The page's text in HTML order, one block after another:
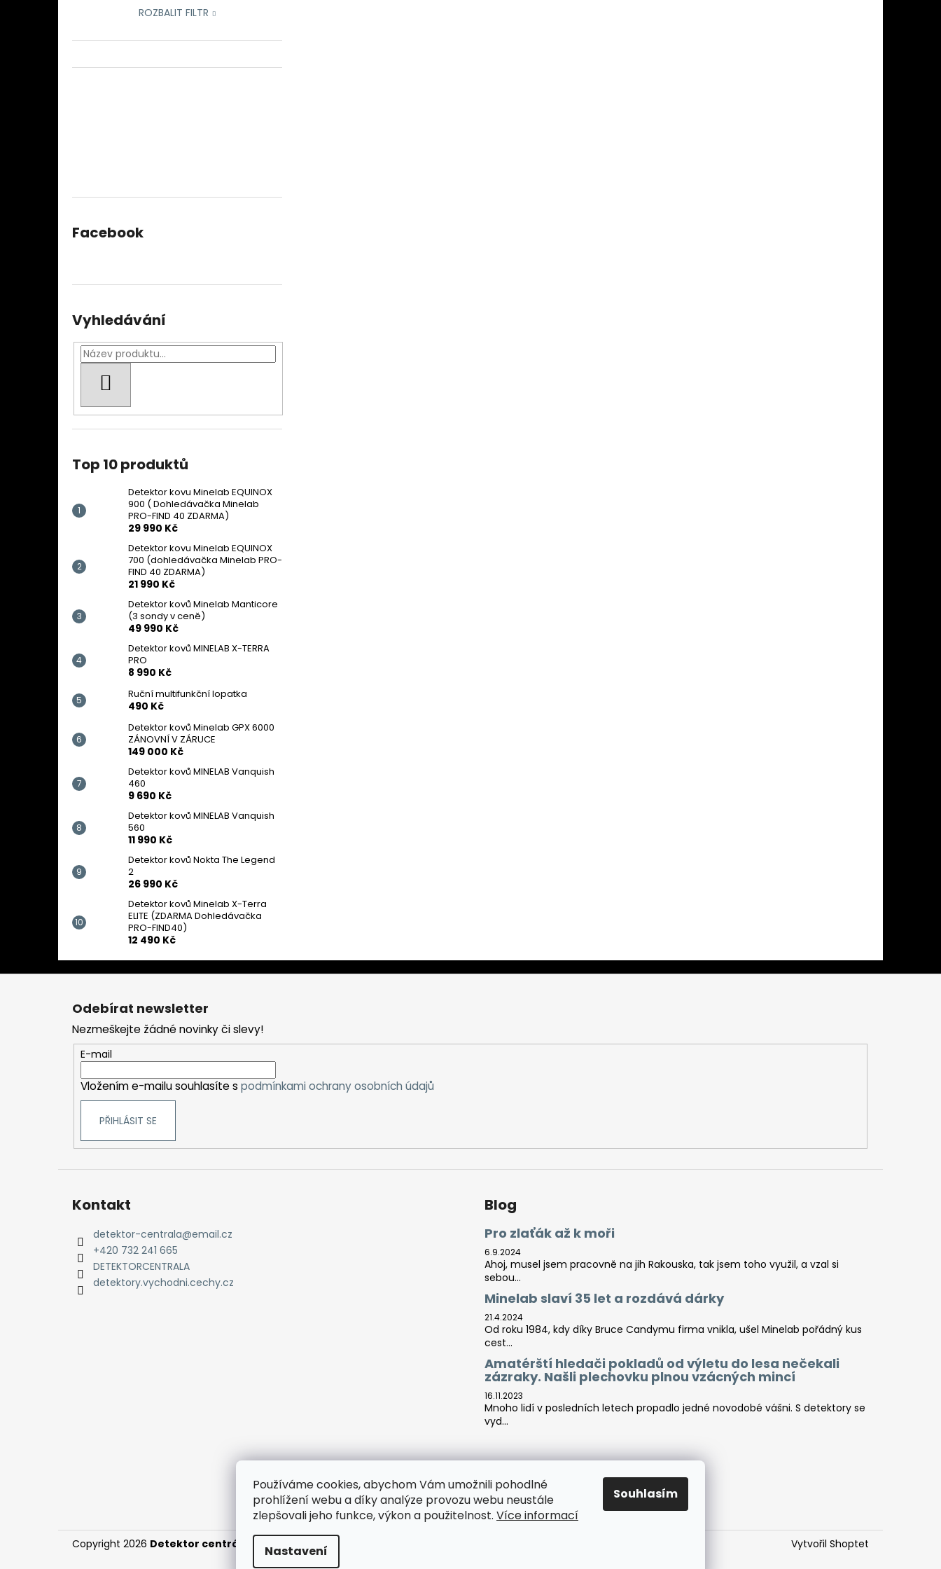
Používáme cookies, abychom Vám umožnili pohodlné
prohlížení webu a díky analýze provozu webu neustále
zlepšovali jeho funkce, výkon a použitelnost. Více informací
Nastavení
Souhlasím
ROZBALIT FILTR
Facebook
Vyhledávání
Top 10 produktů
Detektor kovu Minelab EQUINOX
900 ( Dohledávačka Minelab
PRO-FIND 40 ZDARMA)
29 990 Kč
Detektor kovu Minelab EQUINOX
700 (dohledávačka Minelab PRO-
FIND 40 ZDARMA)
21 990 Kč
Detektor kovů Minelab Manticore
(3 sondy v ceně)
49 990 Kč
Detektor kovů MINELAB X-TERRA
PRO
8 990 Kč
Ruční multifunkční lopatka
490 Kč
Detektor kovů Minelab GPX 6000
ZÁNOVNÍ V ZÁRUCE
149 000 Kč
Detektor kovů MINELAB Vanquish
460
9 690 Kč
Detektor kovů MINELAB Vanquish
560
11 990 Kč
Detektor kovů Nokta The Legend
2
26 990 Kč
Detektor kovů Minelab X-Terra
ELITE (ZDARMA Dohledávačka
PRO-FIND40)
12 490 Kč
Z
Odebírat newsletter
Nezmeškejte žádné novinky či slevy!
E-mail
Vložením e-mailu souhlasíte s podmínkami ochrany osobních údajů
PŘIHLÁSIT SE
Kontakt
detektor-centrala@email.cz
+420 732 241 665
DETEKTORCENTRALA
detektory.vychodni.cechy.cz
Blog
Pro zlaťák až k moři
6.9.2024
Ahoj, musel jsem pracovně na jih Rakouska, tak jsem toho využil, a vzal si
sebou...
Minelab slaví 35 let a rozdává dárky
21.4.2024
Od roku 1984, kdy díky Bruce Candymu firma vnikla, ušel Minelab pořádný kus
cest...
Amatérští hledači pokladů od výletu do lesa nečekali
zázraky. Našli plechovku plnou vzácných mincí
16.11.2023
Mnoho lidí v posledních letech propadlo jedné novodobé vášni. S detektory se
vyd...
Vytvořil Shoptet
Copyright 2026 Detektor centrála . Všechna práva vyhrazena.